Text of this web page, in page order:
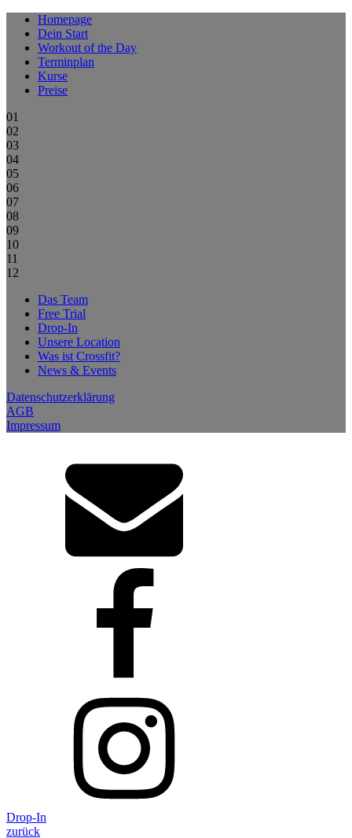
Homepage
Dein Start
Workout of the Day
Terminplan
Kurse
Preise
01
02
03
04
05
06
07
08
09
10
11
12
Das Team
Free Trial
Drop-In
Unsere Location
Was ist Crossfit?
News & Events
Datenschutzerklärung
AGB
Impressum
Drop-In
zurück